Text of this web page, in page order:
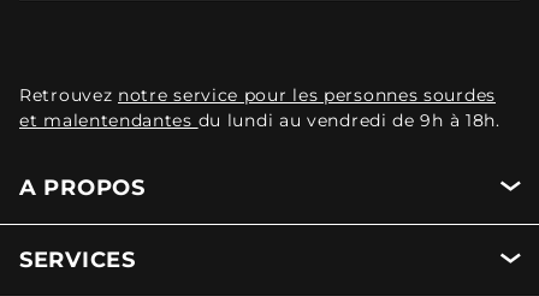
Retrouvez notre service pour les personnes sourdes
et malentendantes du lundi au vendredi de 9h à 18h.
A PROPOS
SERVICES